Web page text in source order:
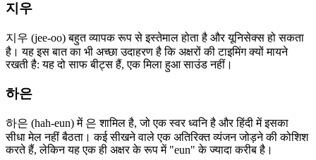
지우
지우 (jee-oo) बहुत व्यापक रूप से इस्तेमाल होता है और यूनिसेक्स हो सकता
है। यह इस बात का भी अच्छा उदाहरण है कि अक्षरों की टाइमिंग क्यों मायने
रखती है: यह दो साफ बीट्स हैं, एक मिला हुआ साउंड नहीं।
하은
하은 (hah-eun) में 은 शामिल है, जो एक स्वर ध्वनि है और हिंदी में इसका
सीधा मेल नहीं बैठता। कई सीखने वाले एक अतिरिक्त व्यंजन जोड़ने की कोशिश
करते हैं, लेकिन यह एक ही अक्षर के रूप में "eun" के ज्यादा करीब है।